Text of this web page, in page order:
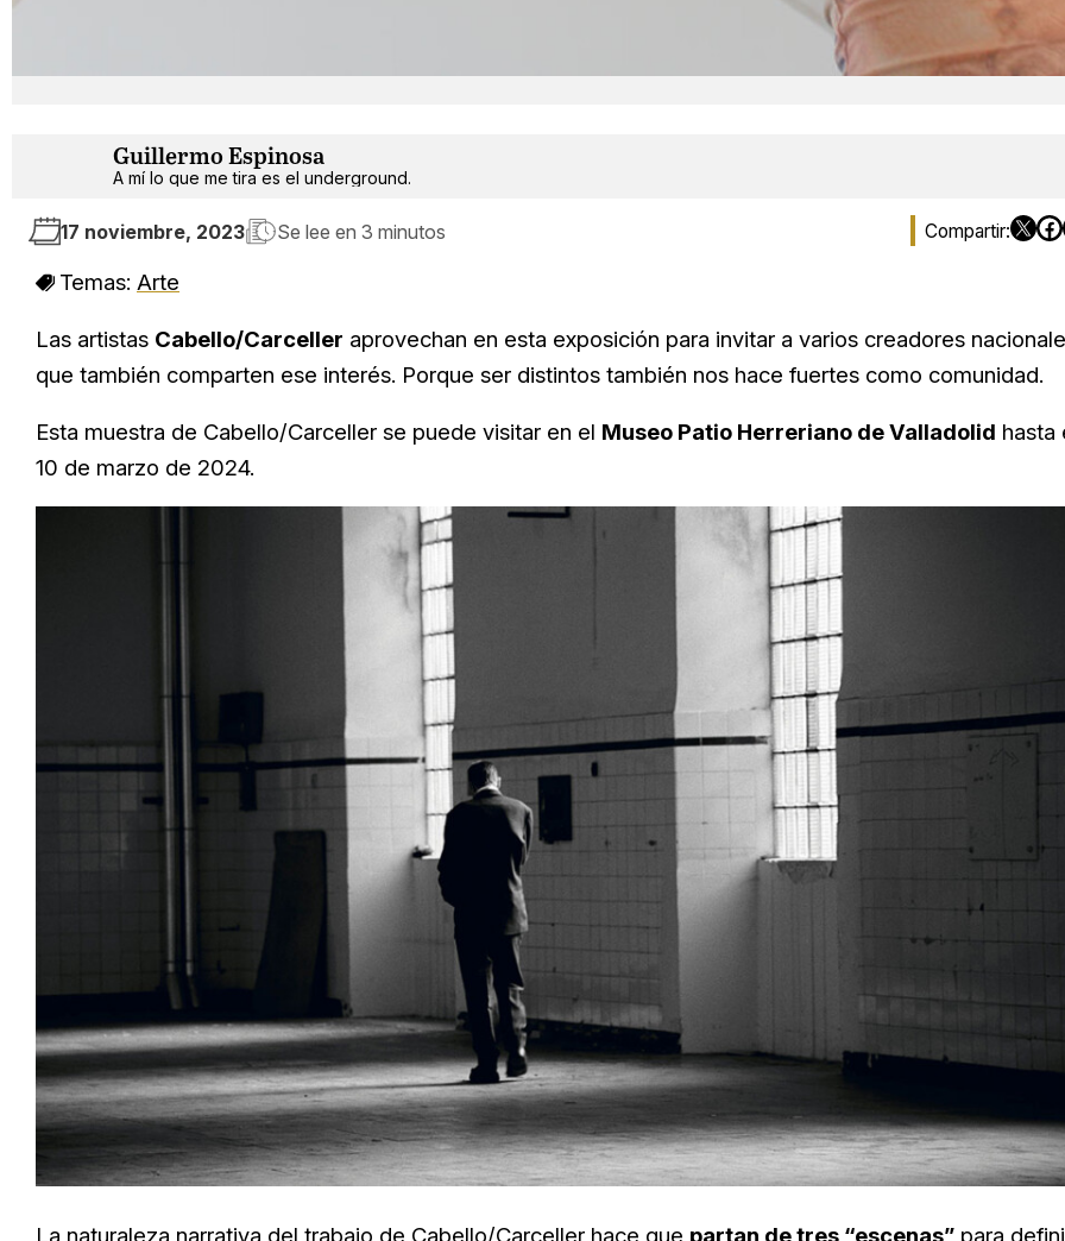
Guillermo Espinosa
A mí lo que me tira es el underground.
17 noviembre, 2023 Se lee en 3 minutos
Temas: Arte
Las artistas Cabello/Carceller aprovechan en esta exposición para invitar a varios creadores
que también comparten ese interés. Porque ser distintos también nos hace fuertes como comunidad.
Esta muestra de Cabello/Carceller se puede visitar en el Museo Patio Herreriano de Valladolid hasta
10 de marzo de 2024.
La naturaleza narrativa del trabajo de Cabello/Carceller hace que partan de tres “escenas” para